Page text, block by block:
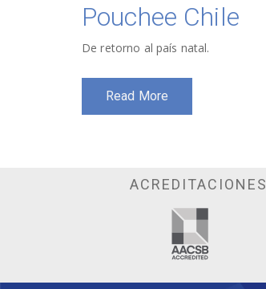
Pouchee Chile
De retorno al país natal.
Read More
ACREDITACIONES